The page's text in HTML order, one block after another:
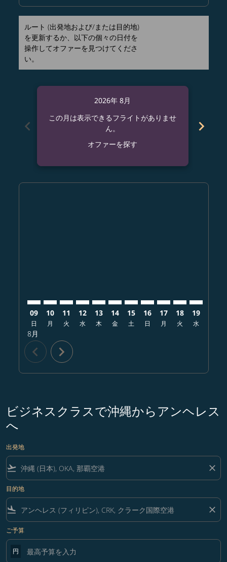
ルート (出発地および/または目的地)
を更新するか、以下の個々の日付を
操作してオファーを見つけてくださ
い。
chevron_left
2026年 8月
この月は表示できるフライトがありませ
ん。
オファーを探す
chevron_right
09
日
8月
10
月
11
火
12
水
13
木
14
金
15
土
16
日
17
月
18
火
19
水
chevron_left chevron_right
ビジネスクラスで沖縄からアンヘレス
へ
出発地
flight_takeoff close
目的地
flight_land close
ご予算
円